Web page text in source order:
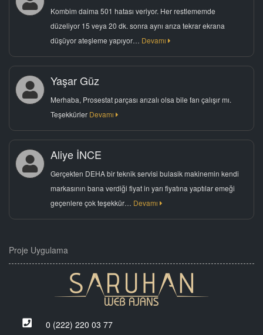
Kombim daima 501 hatası veriyor. Her restlememde
düzeliyor 15 veya 20 dk. sonra aynı arıza tekrar ekrana
düşüyor ateşleme yapıyor… Devamı
Yaşar Güz
Merhaba, Prosestat parçası arızalı olsa bile fan çalışır mı.
Teşekkürler Devamı
Aliye İNCE
Gerçekten DEHA bir teknik servisi bulasik makinemin kendi
markasının bana verdiği fiyat in yarı fiyatına yaptılar emeği
geçenlere çok teşekkür… Devamı
Proje Uygulama
0 (222) 220 03 77